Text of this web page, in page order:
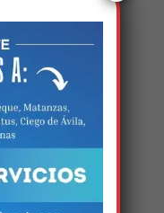
estará